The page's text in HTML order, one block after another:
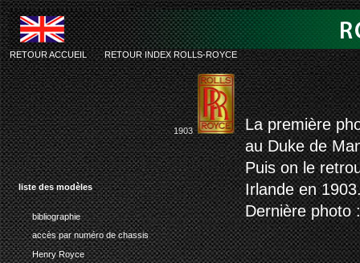
liste des modèles
bibliographie
accès par numéro de chassis
Henry Royce
rolls
RETOUR ACCUEIL-RETOUR INDEX ROLLS-ROYCE
1903
La première
au Duke de
Puis on le
Irlande en
Dernière photo